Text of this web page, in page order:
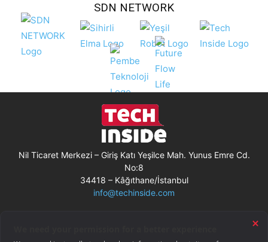
SDN NETWORK
Nil Ticaret Merkezi – Giriş Katı Yeşilce Mah. Yunus Emre Cd.
No:8
34418 – Kâğıthane/İstanbul
info@techinside.com